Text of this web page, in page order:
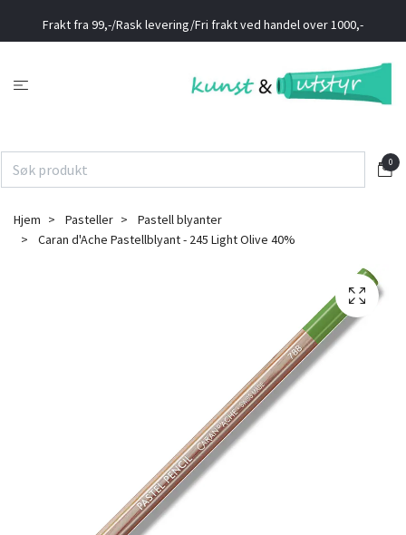
Frakt fra 99,-/Rask levering/Fri frakt ved handel over 1000,-
0
Hjem Pasteller
Pastell blyanter
Caran d'Ache Pastellblyant - 245 Light Olive 40%